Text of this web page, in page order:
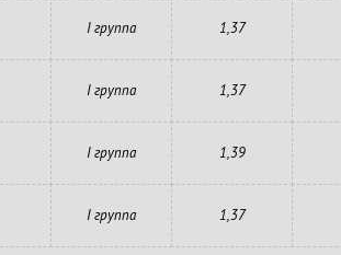
I группа 1,37
I группа 1,37
I группа 1,39
I группа 1,37